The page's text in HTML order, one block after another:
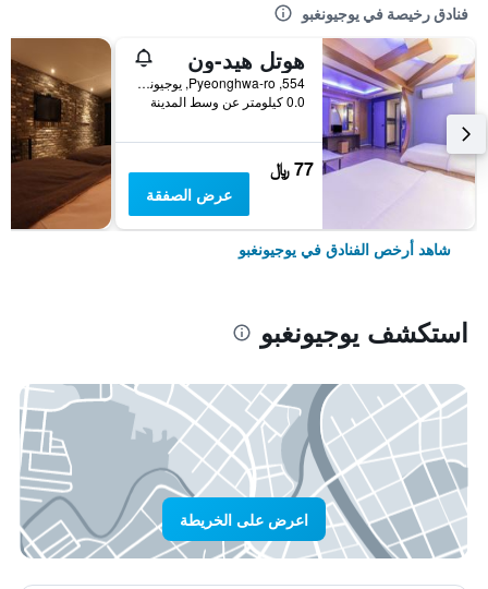
فنادق رخيصة في يوجيونغبو
هوتل هيد-ون
554, Pyeonghwa-ro, يوجيونغبو, كوريا الجنوبية
0.0 كيلومتر عن وسط المدينة
77 ﷼
عرض الصفقة
شاهد أرخص الفنادق في يوجيونغبو
استكشف يوجيونغبو
اعرض على الخريطة